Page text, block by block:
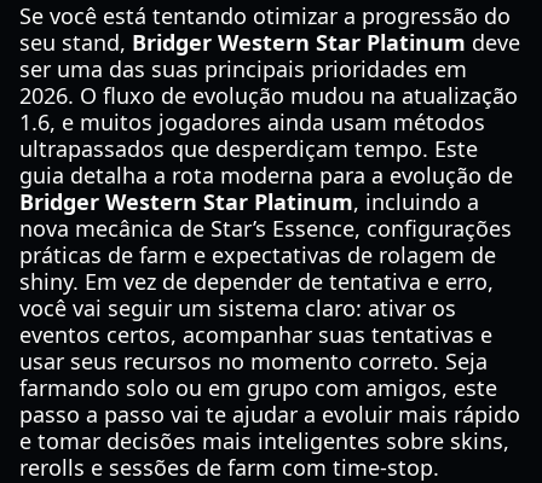
Se você está tentando otimizar a progressão do
seu stand, Bridger Western Star Platinum deve
ser uma das suas principais prioridades em
2026. O fluxo de evolução mudou na atualização
1.6, e muitos jogadores ainda usam métodos
ultrapassados que desperdiçam tempo. Este
guia detalha a rota moderna para a evolução de
Bridger Western Star Platinum, incluindo a
nova mecânica de Star’s Essence, configurações
práticas de farm e expectativas de rolagem de
shiny. Em vez de depender de tentativa e erro,
você vai seguir um sistema claro: ativar os
eventos certos, acompanhar suas tentativas e
usar seus recursos no momento correto. Seja
farmando solo ou em grupo com amigos, este
passo a passo vai te ajudar a evoluir mais rápido
e tomar decisões mais inteligentes sobre skins,
rerolls e sessões de farm com time-stop.